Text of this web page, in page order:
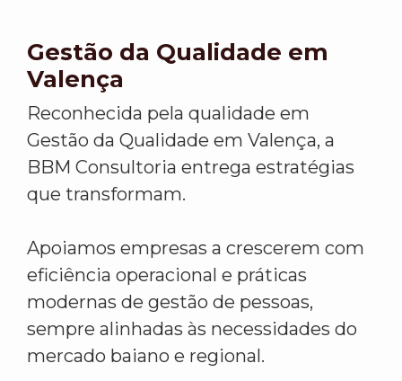
Gestão da Qualidade em
Valença
Reconhecida pela qualidade em
Gestão da Qualidade em Valença, a
BBM Consultoria entrega estratégias
que transformam.
Apoiamos empresas a crescerem com
eficiência operacional e práticas
modernas de gestão de pessoas,
sempre alinhadas às necessidades do
mercado baiano e regional.